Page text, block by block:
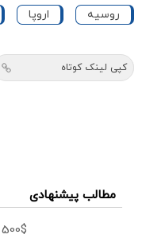
روسیه اروپا
کپی لینک کوتاه
مطالب پیشنهادی
500$ هدیه به کاربران جدید،ثبت نام کن